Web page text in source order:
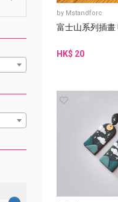
by Mstandforc
富士山系列插畫
HK$ 20